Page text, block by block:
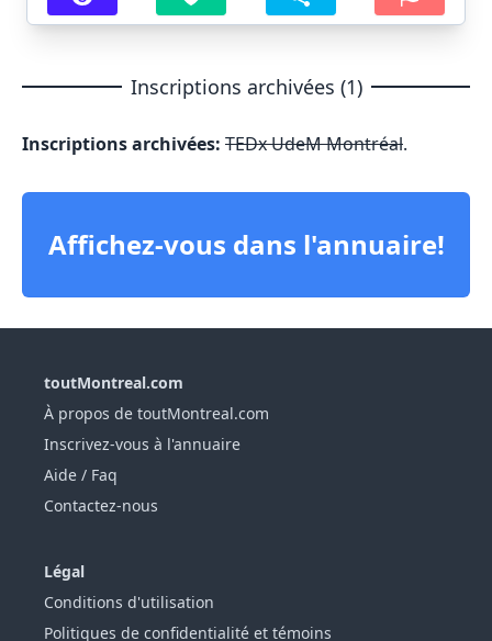
Inscriptions archivées (1)
Inscriptions archivées: TEDx UdeM Montréal.
Affichez-vous dans l'annuaire!
toutMontreal.com
À propos de toutMontreal.com
Inscrivez-vous à l'annuaire
Aide / Faq
Contactez-nous
Légal
Conditions d'utilisation
Politiques de confidentialité et témoins